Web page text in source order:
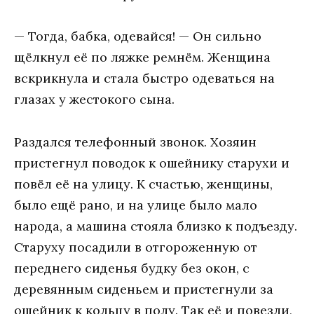
— Тогда, бабка, одевайся! — Он сильно
щёлкнул её по ляжке ремнём. Женщина
вскрикнула и стала быстро одеваться на
глазах у жестокого сына.
Раздался телефонный звонок. Хозяин
пристегнул поводок к ошейнику старухи и
повёл её на улицу. К счастью, женщины,
было ещё рано, и на улице было мало
народа, а машина стояла близко к подъезду.
Старуху посадили в отгороженную от
переднего сиденья будку без окон, с
деревянным сиденьем и пристегнули за
ошейник к кольцу в полу. Так её и повезли,